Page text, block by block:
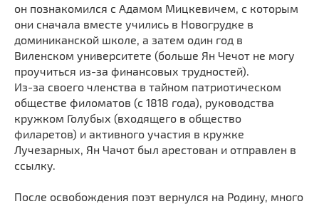
он познакомился с Адамом Мицкевичем, с которым
они сначала вместе учились в Новогрудке в
доминиканской школе, а затем один год в
Виленском университете (больше Ян Чечот не могу
проучиться из-за финансовых трудностей).
Из-за своего членства в тайном патриотическом
обществе филоматов (с 1818 года), руководства
кружком Голубых (входящего в общество
филаретов) и активного участия в кружке
Лучезарных, Ян Чачот был арестован и отправлен в
ссылку.
После освобождения поэт вернулся на Родину, много